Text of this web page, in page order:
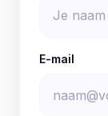
E-mail